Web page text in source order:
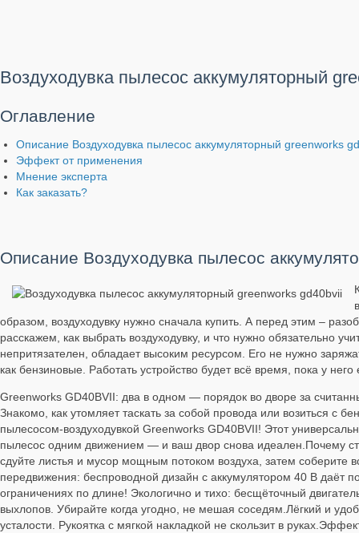
Воздуходувка пылесос аккумуляторный
Оглавление
Описание Воздуходувка пылесос аккумуляторный greenworks
Эффект от применения
Мнение эксперта
Как заказать?
Описание Воздуходувка пылесос
образом, воздуходувку нужно сначала купить. А перед этим –
расскажем, как выбрать воздуходувку, и что нужно обязательно
непритязателен, обладает высоким ресурсом. Его не нужно
как бензиновые. Работать устройство будет всё время, пока у него
Greenworks GD40BVII: два в одном — порядок во дворе за
Знакомо, как утомляет таскать за собой провода или возиться
пылесосом‑воздуходувкой Greenworks GD40BVII! Этот
пылесос одним движением — и ваш двор снова идеален.Почему
сдуйте листья и мусор мощным потоком воздуха, затем
передвижения: беспроводной дизайн с аккумулятором 40 В даёт
ограничениях по длине! Экологично и тихо: бесщёточный
выхлопов. Убирайте когда угодно, не мешая соседям.Лёгкий и
усталости. Рукоятка с мягкой накладкой не скользит в